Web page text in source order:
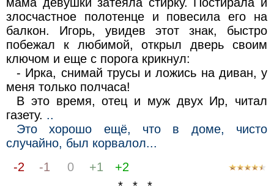
злосчастное полотенце и повесила его на
балкон. Игорь, увидев этот знак, быстро
побежал к любимой, открыл дверь своим
ключом и еще с порога крикнул:
- Ирка, снимай трусы и ложись на диван, у
меня только полчаса!
В это время, отец и муж двух Ир, читал
газету. ..
Это хорошо ещё, что в доме, чисто
случайно, был корвалол...
-2
-1 0 +1
+2
* * *